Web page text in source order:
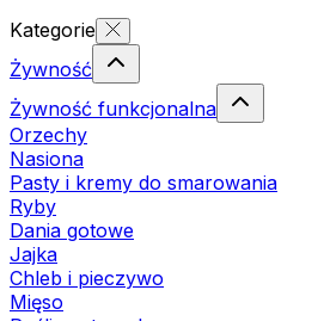
Kategorie
Żywność
Żywność funkcjonalna
Orzechy
Nasiona
Pasty i kremy do smarowania
Ryby
Dania gotowe
Jajka
Chleb i pieczywo
Mięso